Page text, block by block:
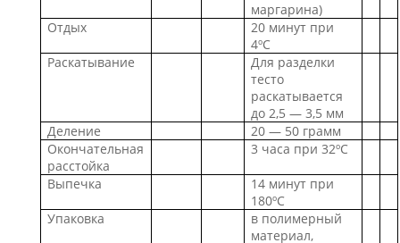
маргарина)
Отдых
20 минут при
4ºC
Раскатывание
Для разделки
тесто
раскатывается
до 2,5 — 3,5 мм
Деление
20 — 50 грамм
Окончательная
расстойка
3 часа при 32ºC
Выпечка
14 минут при
180ºC
Упаковка
в полимерный
материал,